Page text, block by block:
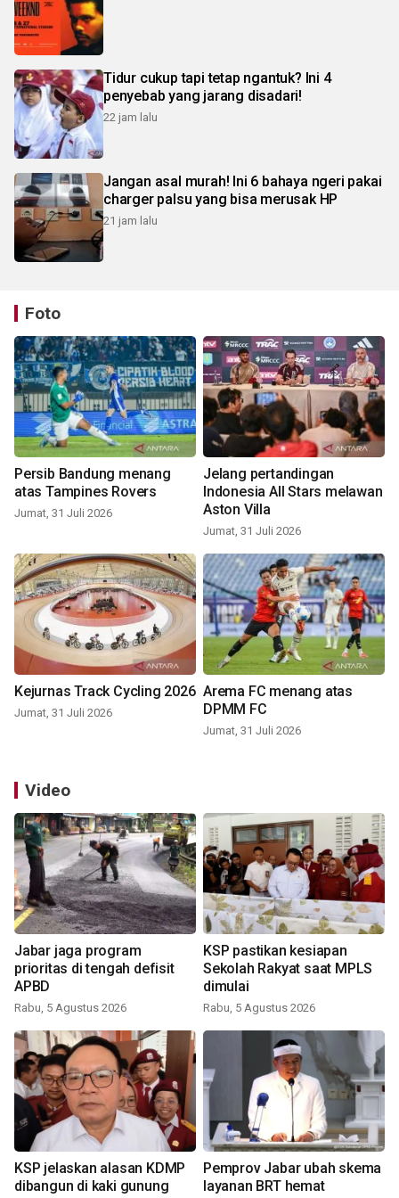
Tidur cukup tapi tetap ngantuk? Ini 4
penyebab yang jarang disadari!
22 jam lalu
Jangan asal murah! Ini 6 bahaya ngeri pakai
charger palsu yang bisa merusak HP
21 jam lalu
Foto
Persib Bandung menang
atas Tampines Rovers
Jumat, 31 Juli 2026
Jelang pertandingan
Indonesia All Stars melawan
Aston Villa
Jumat, 31 Juli 2026
Kejurnas Track Cycling 2026
Jumat, 31 Juli 2026
Arema FC menang atas
DPMM FC
Jumat, 31 Juli 2026
Video
Jabar jaga program
prioritas di tengah defisit
APBD
Rabu, 5 Agustus 2026
KSP pastikan kesiapan
Sekolah Rakyat saat MPLS
dimulai
Rabu, 5 Agustus 2026
KSP jelaskan alasan KDMP
dibangun di kaki gunung
Pemprov Jabar ubah skema
layanan BRT hemat